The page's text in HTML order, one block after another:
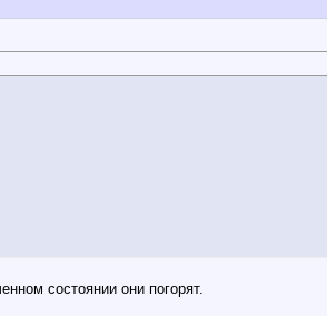
состоянии они погорят.